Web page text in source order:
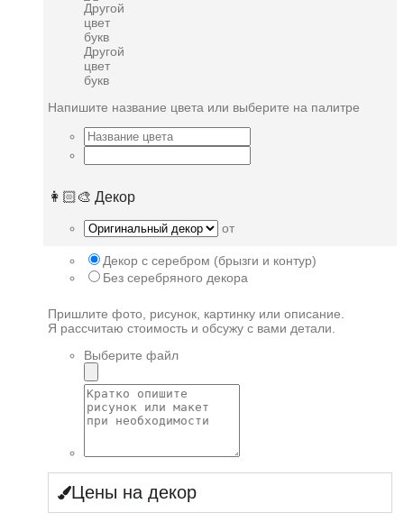
Другой
цвет
букв
Напишите название цвета или выберите на палитре
👩🏻‍🎨 Декор
от
Декор с серебром (брызги и контур)
Без серебряного декора
Пришлите фото, рисунок, картинку или описание.
Я рассчитаю стоимость и обсужу с вами детали.
Выберите файл
Цены на декор